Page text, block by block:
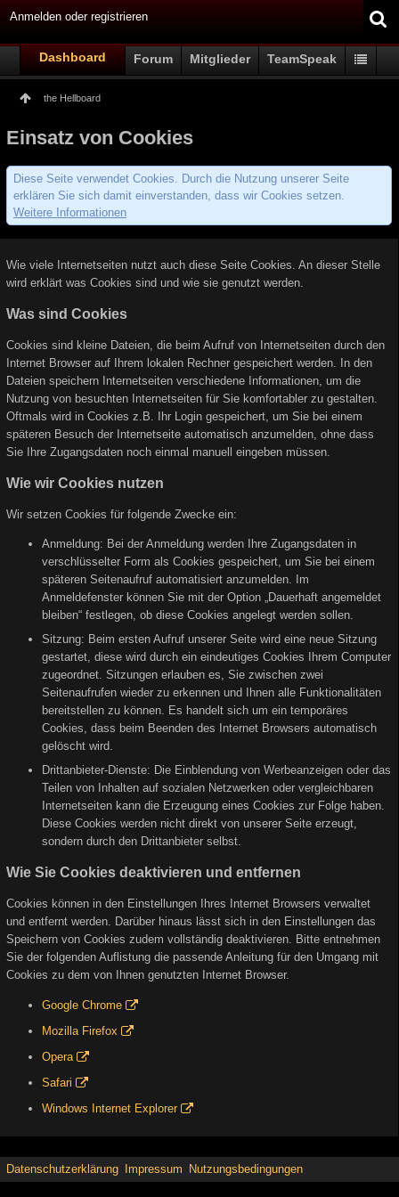
Anmelden oder registrieren
Dashboard Forum Mitglieder TeamSpeak
the Hellboard
Einsatz von Cookies
Diese Seite verwendet Cookies. Durch die Nutzung unserer Seite
erklären Sie sich damit einverstanden, dass wir Cookies setzen.
Weitere Informationen
Wie viele Internetseiten nutzt auch diese Seite Cookies. An dieser Stelle
wird erklärt was Cookies sind und wie sie genutzt werden.
Was sind Cookies
Cookies sind kleine Dateien, die beim Aufruf von Internetseiten durch den
Internet Browser auf Ihrem lokalen Rechner gespeichert werden. In den
Dateien speichern Internetseiten verschiedene Informationen, um die
Nutzung von besuchten Internetseiten für Sie komfortabler zu gestalten.
Oftmals wird in Cookies z.B. Ihr Login gespeichert, um Sie bei einem
späteren Besuch der Internetseite automatisch anzumelden, ohne dass
Sie Ihre Zugangsdaten noch einmal manuell eingeben müssen.
Wie wir Cookies nutzen
Wir setzen Cookies für folgende Zwecke ein:
Anmeldung: Bei der Anmeldung werden Ihre Zugangsdaten in
verschlüsselter Form als Cookies gespeichert, um Sie bei einem
späteren Seitenaufruf automatisiert anzumelden. Im
Anmeldefenster können Sie mit der Option „Dauerhaft angemeldet
bleiben“ festlegen, ob diese Cookies angelegt werden sollen.
Sitzung: Beim ersten Aufruf unserer Seite wird eine neue Sitzung
gestartet, diese wird durch ein eindeutiges Cookies Ihrem Computer
zugeordnet. Sitzungen erlauben es, Sie zwischen zwei
Seitenaufrufen wieder zu erkennen und Ihnen alle Funktionalitäten
bereitstellen zu können. Es handelt sich um ein temporäres
Cookies, dass beim Beenden des Internet Browsers automatisch
gelöscht wird.
Drittanbieter-Dienste: Die Einblendung von Werbeanzeigen oder das
Teilen von Inhalten auf sozialen Netzwerken oder vergleichbaren
Internetseiten kann die Erzeugung eines Cookies zur Folge haben.
Diese Cookies werden nicht direkt von unserer Seite erzeugt,
sondern durch den Drittanbieter selbst.
Wie Sie Cookies deaktivieren und entfernen
Cookies können in den Einstellungen Ihres Internet Browsers verwaltet
und entfernt werden. Darüber hinaus lässt sich in den Einstellungen das
Speichern von Cookies zudem vollständig deaktivieren. Bitte entnehmen
Sie der folgenden Auflistung die passende Anleitung für den Umgang mit
Cookies zu dem von Ihnen genutzten Internet Browser.
Google Chrome
Mozilla Firefox
Opera
Safari
Windows Internet Explorer
Datenschutzerklärung Impressum Nutzungsbedingungen